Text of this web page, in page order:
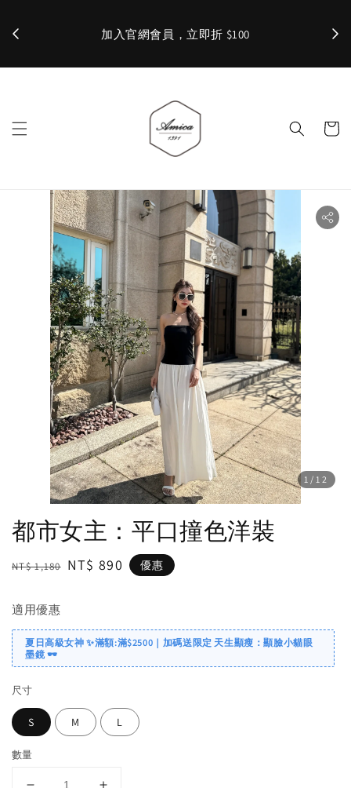
加入官網會員，立即折 $100 ✨
1 /12
都市女主：平口撞色洋裝
Regular
NT$ 1,180 Sale
NT$ 890 優惠
適用優惠
夏日高級女神 ✨滿額:滿$2500｜加碼送限定 天生顯瘦：顯臉小貓眼
墨鏡 🕶️
尺寸
S M L
數量